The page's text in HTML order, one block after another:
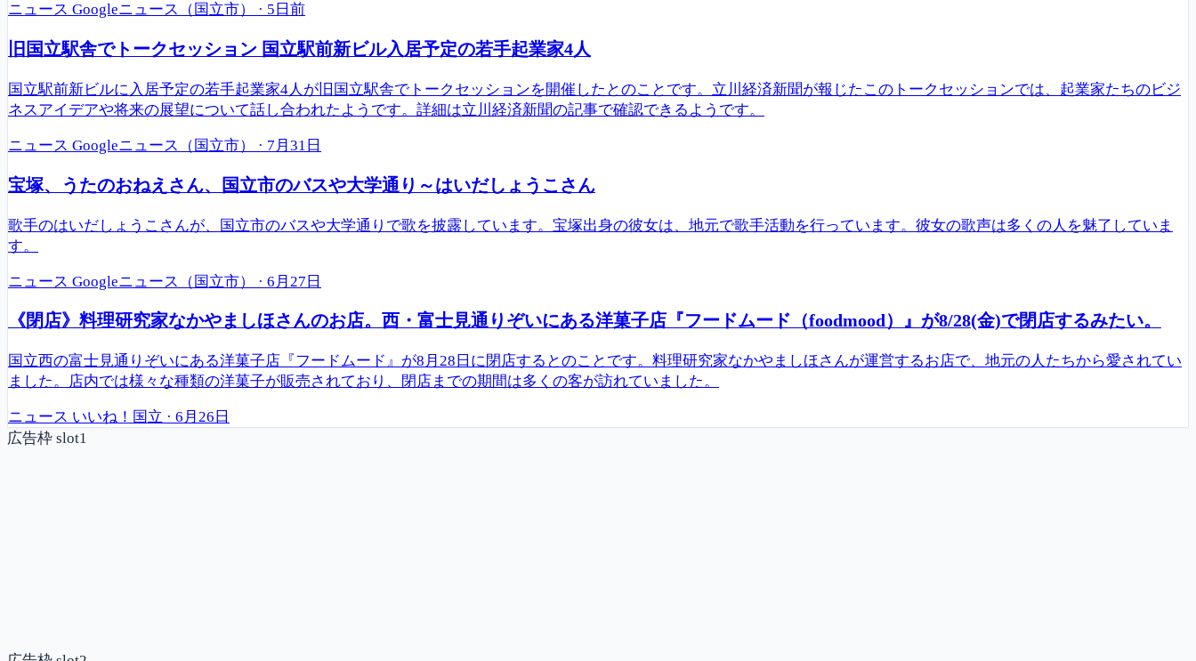
ニュース Googleニュース（国立市） · 5日前
旧国立駅舎でトークセッション 国立駅前新ビル入居予定の若手起業家4人
国立駅前新ビルに入居予定の若手起業家4人が旧国立駅舎でトークセッションを開催したとのことです。立川経済新聞が報じたこのトークセッションでは、起業家たちのビジ
ネスアイデアや将来の展望について話し合われたようです。詳細は立川経済新聞の記事で確認できるようです。
ニュース Googleニュース（国立市） · 7月31日
宝塚、うたのおねえさん、国立市のバスや大学通り～はいだしょうこさん
歌手のはいだしょうこさんが、国立市のバスや大学通りで歌を披露しています。宝塚出身の彼女は、地元で歌手活動を行っています。彼女の歌声は多くの人を魅了していま
す。
ニュース Googleニュース（国立市） · 6月27日
《閉店》料理研究家なかやましほさんのお店。西・富士見通りぞいにある洋菓子店『フードムード（foodmood）』が8/28(金)で閉店するみたい。
国立西の富士見通りぞいにある洋菓子店『フードムード』が8月28日に閉店するとのことです。料理研究家なかやましほさんが運営するお店で、地元の人たちから愛されてい
ました。店内では様々な種類の洋菓子が販売されており、閉店までの期間は多くの客が訪れていました。
ニュース いいね！国立 · 6月26日
広告枠 slot1